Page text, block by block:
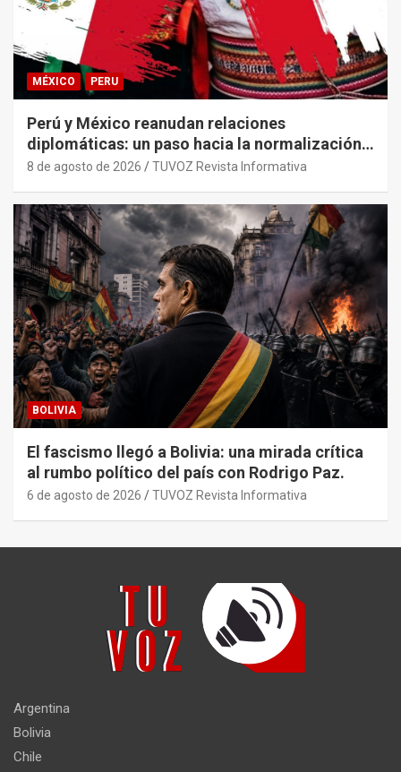
MÉXICO PERU
Perú y México reanudan relaciones
diplomáticas: un paso hacia la normalización
tras años de tensión
8 de agosto de 2026 TUVOZ Revista Informativa
BOLIVIA
El fascismo llegó a Bolivia: una mirada crítica
al rumbo político del país con Rodrigo Paz.
6 de agosto de 2026 TUVOZ Revista Informativa
Argentina
Bolivia
Chile